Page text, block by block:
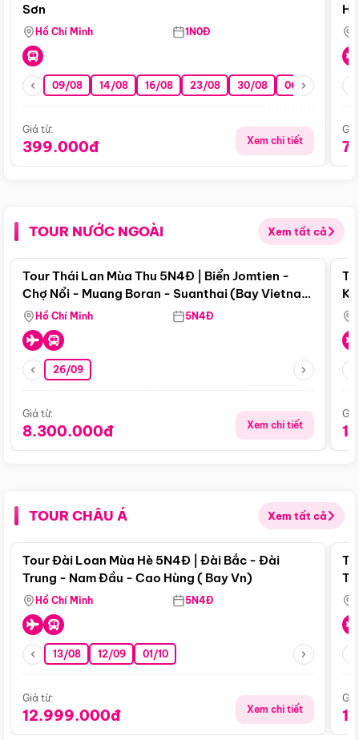
Sơn
Hồ Chí Minh 1N0Đ
09/08 14/08 16/08 23/08 30/08 06/09 13/09
Giá từ:
399.000đ Xem chi tiết
TOUR NƯỚC NGOÀI Xem tất cả
Điểm nổi bật
Tour Thái Lan Mùa Thu 5N4Đ | Biển Jomtien -
Chợ Nổi - Muang Boran - Suanthai (Bay Vietnam
Airlines)
Hồ Chí Minh 5N4Đ
26/09
Giá từ:
8.300.000đ Xem chi tiết
TOUR CHÂU Á Xem tất cả
Điểm nổi bật
Tour Đài Loan Mùa Hè 5N4Đ | Đài Bắc - Đài
Trung - Nam Đầu - Cao Hùng ( Bay Vn)
Hồ Chí Minh 5N4Đ
13/08 12/09 01/10
Giá từ:
12.999.000đ Xem chi tiết